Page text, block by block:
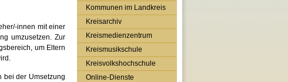
innen mit einer
umzusetzen. Zur
um Eltern
bei der Umsetzung
Kommunen im Landkreis
Kreisarchiv
Kreismedienzentrum
Kreismusikschule
Kreisvolkshochschule
Online-Dienste